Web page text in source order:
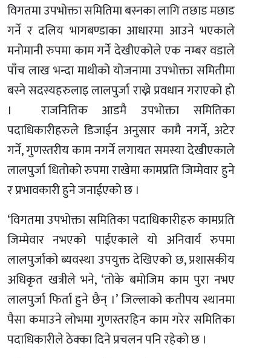
विगतमा उपभोक्ता समितिमा बस्नका लागि तछाड मछाड
गर्ने र दलिय भागबण्डाका आधारमा आउने भएकाले
मनोमानी रुपमा काम गर्ने देखीएकोले एक नम्बर वडाले
पाँच लाख भन्दा माथीको योजनामा उपभोक्ता समितीमा
बस्ने सदस्यहरुलाइ लालपुर्जा राख्ने प्रवधान गराएको हो
। राजनितिक आडमै उपभोक्ता समितिका
पदाधिकारीहरुले डिजाईन अनुसार कामै नगर्ने, अटेर
गर्ने, गुणस्तरीय काम नगर्ने लगायत समस्या देखीएकाले
लालपुर्जा धितोको रुपमा राखेमा कामप्रति जिम्मेवार हुने
र प्रभावकारी हुने जनाईएको छ ।
‘विगतमा उपभोक्ता समितिका पदाधिकारीहरु कामप्रति
जिम्मेवार नभएको पाईएकाले यो अनिवार्य रुपमा
लालपुर्जाको ब्यवस्था उपयुक्त देखिएको छ, प्रशासकीय
अधिकृत खत्रीले भने, ‘तोके बमोजिम काम पुरा नभए
लालपुर्जा फिर्ता हुने छैन् ।’ जिल्लाको कतीपय स्थानमा
पैसा कमाउने लोभमा गुणस्तरहिन काम गरेर समितिका
पदाधिकारीले ठेक्का दिने प्रचलन पनि रहेको छ ।